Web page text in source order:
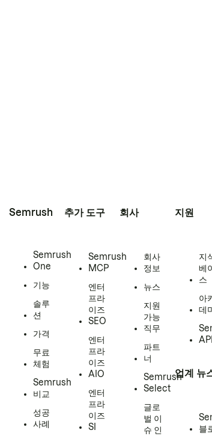
Semrush
Semrush
One
기능
솔루
션
가격
무료
체험
Semrush
비교
성공
사례
추가 도구
Semrush
MCP
엔터
프라
이즈
SEO
엔터
프라
이즈
AIO
엔터
프라
이즈
SI
회사
회사
정보
뉴스
지원
가능
직무
파트
너
Semrush
Select
글로
벌 이
슈 인
지원
지
베
스
아
데
업계 뉴
블